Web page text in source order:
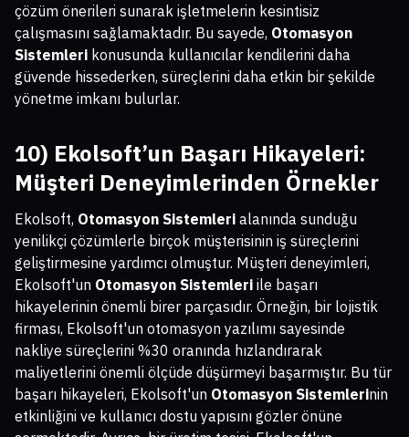
çözüm önerileri sunarak işletmelerin kesintisiz
çalışmasını sağlamaktadır. Bu sayede, Otomasyon
Sistemleri konusunda kullanıcılar kendilerini daha
güvende hissederken, süreçlerini daha etkin bir şekilde
yönetme imkanı bulurlar.
10) Ekolsoft’un Başarı Hikayeleri:
Müşteri Deneyimlerinden Örnekler
Ekolsoft, Otomasyon Sistemleri alanında sunduğu
yenilikçi çözümlerle birçok müşterisinin iş süreçlerini
geliştirmesine yardımcı olmuştur. Müşteri deneyimleri,
Ekolsoft'un Otomasyon Sistemleri ile başarı
hikayelerinin önemli birer parçasıdır. Örneğin, bir lojistik
firması, Ekolsoft'un otomasyon yazılımı sayesinde
nakliye süreçlerini %30 oranında hızlandırarak
maliyetlerini önemli ölçüde düşürmeyi başarmıştır. Bu tür
başarı hikayeleri, Ekolsoft'un Otomasyon Sistemlerinin
etkinliğini ve kullanıcı dostu yapısını gözler önüne